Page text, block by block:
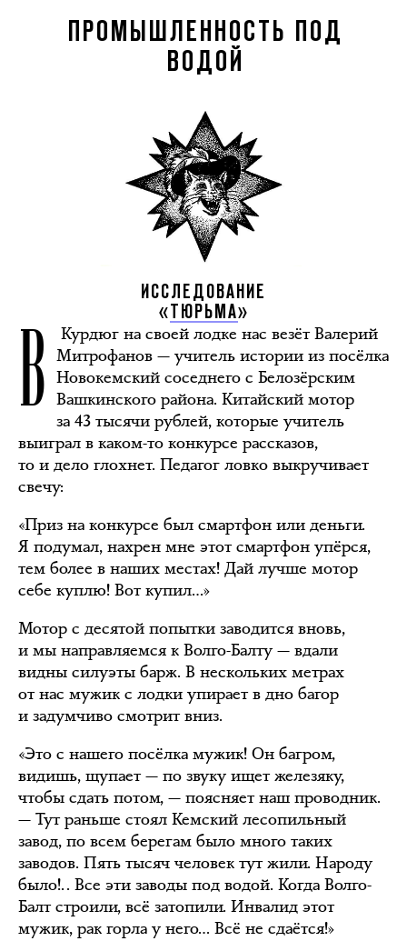
ПРОМЫШЛЕННОСТЬ ПОД
ВОДОЙ
ИССЛЕДОВАНИЕ
« ТЮРЬМА»
В
Курдюг на своей лодке нас везёт Валерий
Митрофанов — учитель истории из посёлка
Новокемский соседнего с Белозёрским
Вашкинского района. Китайский мотор
за 43 тысячи рублей, которые учитель
выиграл в каком-то конкурсе рассказов,
то и дело глохнет. Педагог ловко выкручивает
свечу:
«Приз на конкурсе был смартфон или деньги.
Я подумал, нахрен мне этот смартфон упёрся,
тем более в наших местах! Дай лучше мотор
себе куплю! Вот купил…»
Мотор с десятой попытки заводится вновь,
и мы направляемся к Волго-Балту — вдали
видны силуэты барж. В нескольких метрах
от нас мужик с лодки упирает в дно багор
и задумчиво смотрит вниз.
«Это с нашего посёлка мужик! Он багром,
видишь, щупает — по звуку ищет железяку,
чтобы сдать потом, — поясняет наш проводник.
— Тут раньше стоял Кемский лесопильный
завод, по всем берегам было много таких
заводов. Пять тысяч человек тут жили. Народу
было!.. Все эти заводы под водой. Когда Волго-
Балт строили, всё затопили. Инвалид этот
мужик, рак горла у него… Всё не сдаётся!»